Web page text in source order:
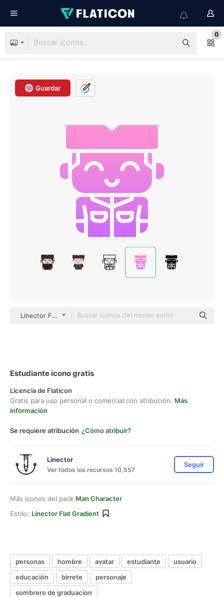
0
Guardar
Linector Flat Gradient
Estudiante icono gratis
Licencia de Flaticon
Gratis para uso personal o comercial con atribución. Más
información
Se requiere atribución ¿Cómo atribuir?
Linector
Ver todos los recursos 10,557
Seguir
Más iconos del pack Man Character
Estilo: Linector Flat Gradient
personas hombre avatar estudiante
usuario
educación
birrete
personaje
sombrero de graduacion